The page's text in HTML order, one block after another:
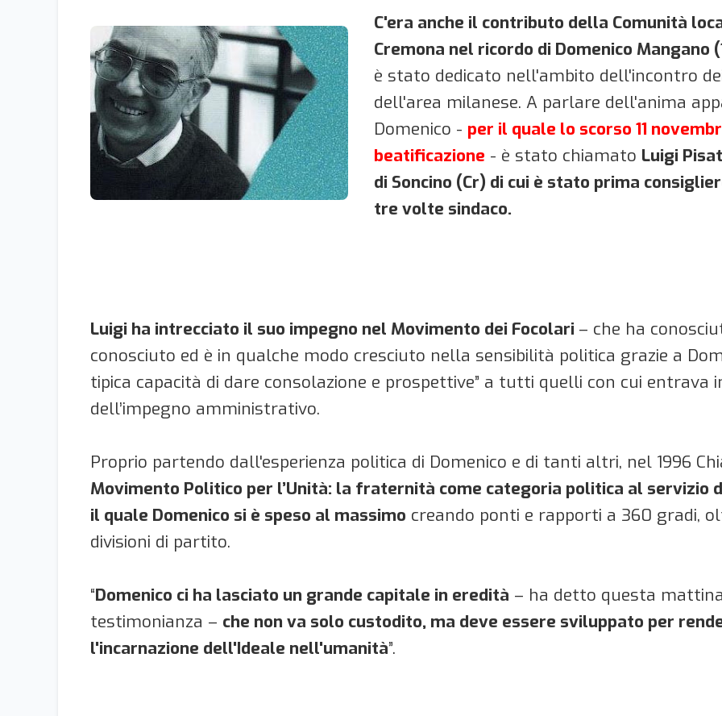
C'era anche il contributo della Comunità
Cremona nel ricordo di Domenico Mangano
è stato dedicato nell'ambito dell'incontro
dell'area milanese. A parlare dell'anima
Domenico - per il quale lo scorso 11
beatificazione - è stato chiamato Luigi
di Soncino (Cr) di cui è stato prima
tre volte sindaco.
Luigi ha intrecciato il suo impegno nel Movimento dei Focolari – che ha
conosciuto ed è in qualche modo cresciuto nella sensibilità politica grazie a
tipica capacità di dare consolazione e prospettive” a tutti quelli con cui entrava
dell’impegno amministrativo.
Proprio partendo dall'esperienza politica di Domenico e di tanti altri, nel 1996
Movimento Politico per l’Unità: la fraternità come categoria politica al servizio
il quale Domenico si è speso al massimo creando ponti e rapporti a 360 gradi,
divisioni di partito.
“Domenico ci ha lasciato un grande capitale in eredità – ha detto questa
testimonianza – che non va solo custodito, ma deve essere sviluppato per
l'incarnazione dell'Ideale nell'umanità”.